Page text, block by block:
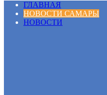
ГЛАВНАЯ
НОВОСТИ САМАРЫ